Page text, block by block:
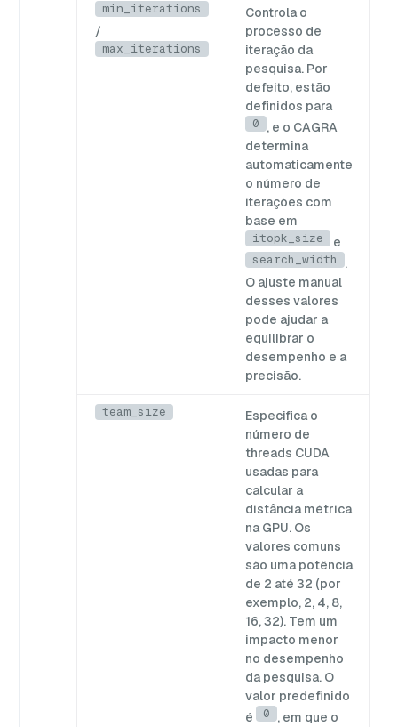
min_iterations
/
max_iterations
Controla o
processo de
iteração da
pesquisa. Por
defeito, estão
definidos para
0 , e o CAGRA
determina
automaticamente
o número de
iterações com
base em
itopk_size e
search_width
.
O ajuste manual
desses valores
pode ajudar a
equilibrar o
desempenho e a
precisão.
team_size
Especifica o
número de
threads CUDA
usadas para
calcular a
distância métrica
na GPU. Os
valores comuns
são uma potência
de 2 até 32 (por
exemplo, 2, 4, 8,
16, 32). Tem um
impacto menor
no desempenho
da pesquisa. O
valor predefinido
é
0 , em que o